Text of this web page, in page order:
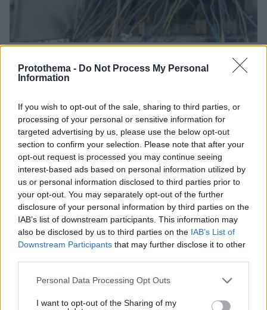
Protothema - Do Not Process My Personal
Information
If you wish to opt-out of the sale, sharing to third parties, or
processing of your personal or sensitive information for
targeted advertising by us, please use the below opt-out
section to confirm your selection. Please note that after your
opt-out request is processed you may continue seeing
interest-based ads based on personal information utilized by
us or personal information disclosed to third parties prior to
your opt-out. You may separately opt-out of the further
disclosure of your personal information by third parties on the
IAB’s list of downstream participants. This information may
also be disclosed by us to third parties on the IAB’s List of
Downstream Participants that may further disclose it to other
Please note that this website/app uses one or more Google
not limited to your visit or usage behaviour. You may click to
Personal Data Processing Opt Outs
I want to opt-out of the Sharing of my
Πήγαν να κλέψουν καλώδια στον Άγιο Στέφανο, ο
ένας έπαθε ηλεκτροπληξία και έπεσε από ύψος, οι
αυτοκίνητο